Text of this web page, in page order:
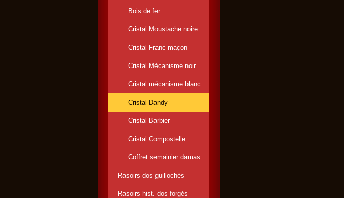
Bois de fer
Cristal Moustache noire
Cristal Franc-maçon
Cristal Mécanisme noir
Cristal mécanisme blanc
Cristal Dandy
Cristal Barbier
Cristal Compostelle
Coffret semainier damas
Rasoirs dos guillochés
Rasoirs hist. dos forgés